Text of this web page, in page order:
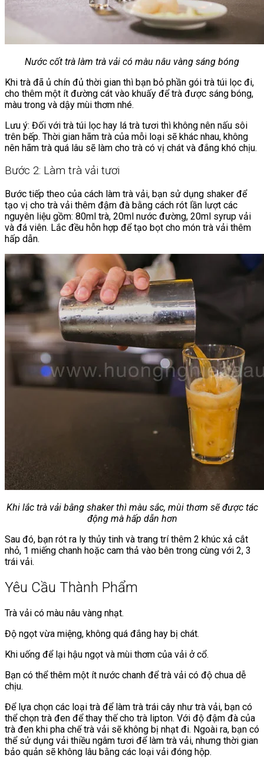
Nước cốt trà làm trà vải có màu nâu vàng sáng bóng
Khi trà đã ủ chín đủ thời gian thì bạn bỏ phần gói trà túi lọc đi,
cho thêm một ít đường cát vào khuấy để trà được sáng bóng,
màu trong và dậy mùi thơm nhé.
Lưu ý: Đối với trà túi lọc hay lá trà tươi thì không nên nấu sôi
trên bếp. Thời gian hãm trà của mỗi loại sẽ khác nhau, không
nên hãm trà quá lâu sẽ làm cho trà có vị chát và đắng khó chịu.
Bước 2: Làm trà vải tươi
Bước tiếp theo của cách làm trà vải, bạn sử dụng shaker để
tạo vị cho trà vải thêm đậm đà bằng cách rót lần lượt các
nguyên liệu gồm: 80ml trà, 20ml nước đường, 20ml syrup vải
và đá viên. Lắc đều hỗn hợp để tạo bọt cho món trà vải thêm
hấp dẫn.
Khi lắc trà vải bằng shaker thì màu sắc, mùi thơm sẽ được tác
động mà hấp dẫn hơn
Sau đó, bạn rót ra ly thủy tinh và trang trí thêm 2 khúc xả cắt
nhỏ, 1 miếng chanh hoặc cam thả vào bên trong cùng với 2, 3
trái vải.
Yêu Cầu Thành Phẩm
Trà vải có màu nâu vàng nhạt.
Độ ngọt vừa miệng, không quá đắng hay bị chát.
Khi uống để lại hậu ngọt và mùi thơm của vải ở cổ.
Bạn có thể thêm một ít nước chanh để trà vải có độ chua dễ
chịu.
Để lựa chọn các loại trà để làm trà trái cây như trà vải, bạn có
thể chọn trà đen để thay thế cho trà lipton. Với độ đậm đà của
trà đen khi pha chế trà vải sẽ không bị nhạt đi. Ngoài ra, bạn có
thể sử dụng vải thiều ngâm tươi để làm trà vải, nhưng thời gian
bảo quản sẽ không lâu bằng các loại vải đóng hộp.